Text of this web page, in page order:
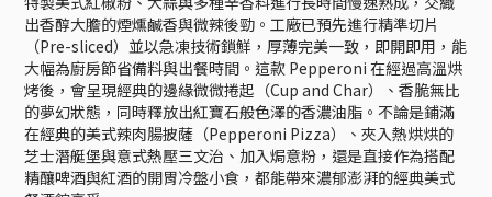
出香醇大膽的煙燻鹹香與微辣後勁。工廠已預先進行精準切片
（Pre-sliced）並以急凍技術鎖鮮，厚薄完美一致，即開即用，能
大幅為廚房節省備料與出餐時間。這款 Pepperoni 在經過高溫烘
烤後，會呈現經典的邊緣微微捲起（Cup and Char）、香脆無比
的夢幻狀態，同時釋放出紅寶石般色澤的香濃油脂。不論是鋪滿
在經典的美式辣肉腸披薩（Pepperoni Pizza）、夾入熱烘烘的
芝士潛艇堡與意式熱壓三文治、加入焗意粉，還是直接作為搭配
精釀啤酒與紅酒的開胃冷盤小食，都能帶來濃郁澎湃的經典美式